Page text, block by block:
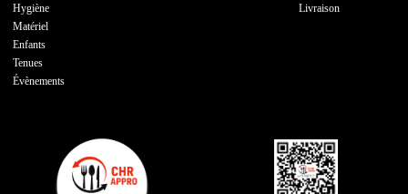
Hygiène
Matériel
Enfants
Tenues
Évènements
Livraison